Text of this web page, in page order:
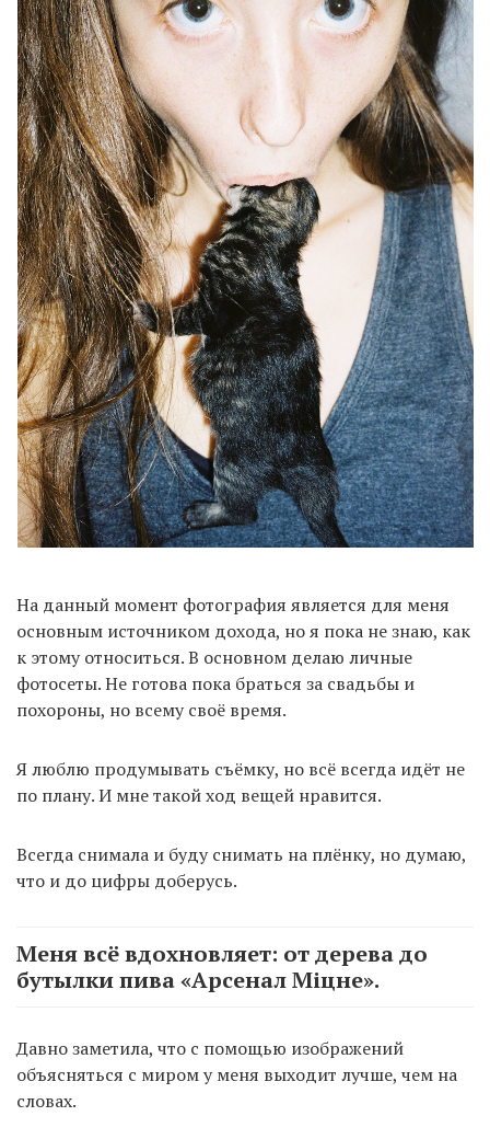
На данный момент фотография является для меня
основным источником дохода, но я пока не знаю, как
к этому относиться. В основном делаю личные
фотосеты. Не готова пока браться за свадьбы и
похороны, но всему своё время.
Я люблю продумывать съёмку, но всё всегда идёт не
по плану. И мне такой ход вещей нравится.
Всегда снимала и буду снимать на плёнку, но думаю,
что и до цифры доберусь.
Меня всё вдохновляет: от дерева до
бутылки пива «Арсенал Міцне».
Давно заметила, что с помощью изображений
объясняться с миром у меня выходит лучше, чем на
словах.